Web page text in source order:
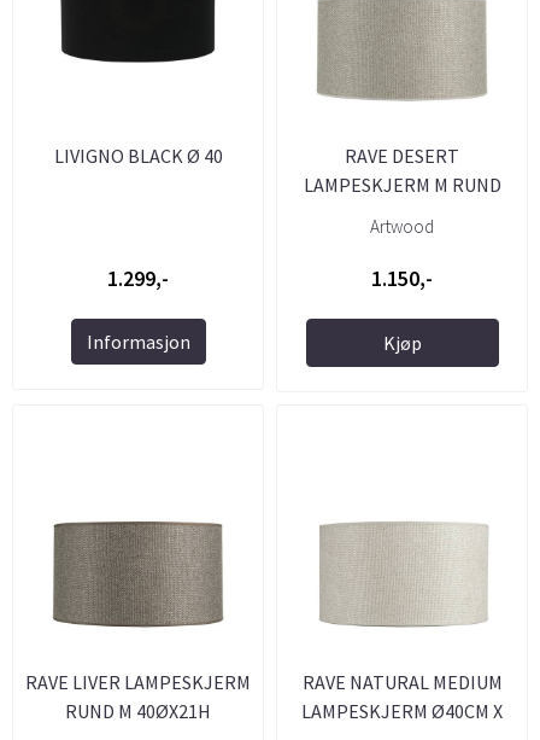
LIVIGNO BLACK Ø 40
1.299,-
Informasjon
RAVE DESERT
LAMPESKJERM M RUND
Ø40CM
Artwood
1.150,-
Kjøp
RAVE LIVER LAMPESKJERM
RUND M 40ØX21H
RAVE NATURAL MEDIUM
LAMPESKJERM Ø40CM X